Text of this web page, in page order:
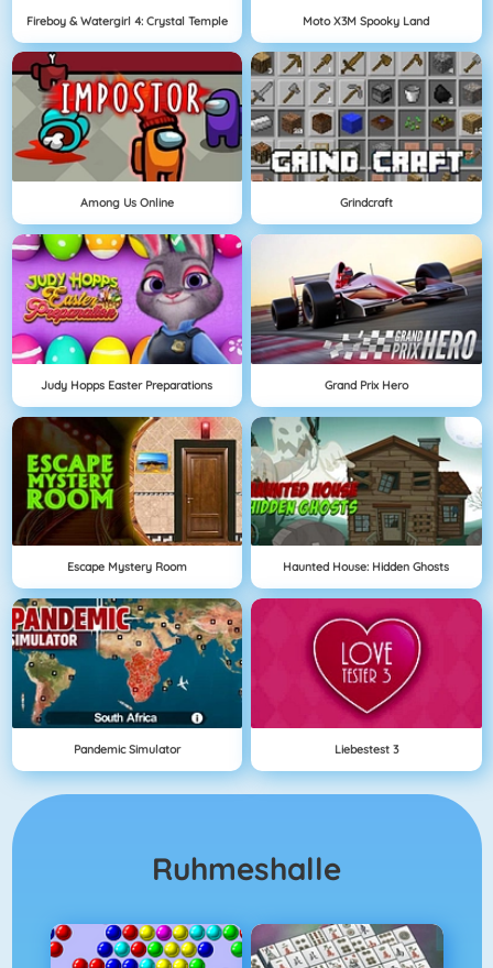
Fireboy & Watergirl 4: Crystal Temple Moto X3M Spooky Land
Among Us Online Grindcraft
Judy Hopps Easter Preparations Grand Prix Hero
Escape Mystery Room Haunted House: Hidden Ghosts
Pandemic Simulator Liebestest 3
Ruhmeshalle